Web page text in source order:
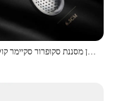
304 נירוסטה כף מסננת כף מטבח מסננת כפית מסננת מזון מסננת סקופרור סקיימר קולנדר